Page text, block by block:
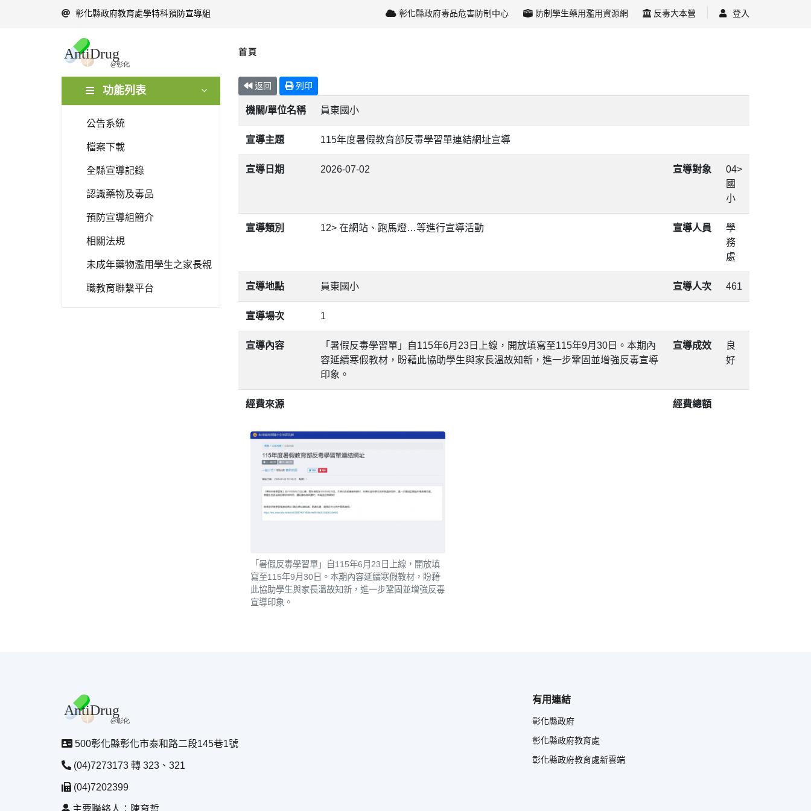
彰化縣政府教育處學特科預防宣導組 彰化縣政府毒品危害防制中心 防制學生藥用濫用資源網 反毒大本營 登入
首頁
功能列表
公告系統
檔案下載
全縣宣導記錄
認識藥物及毒品
預防宣導組簡介
相關法規
未成年藥物濫用學生之家長親
職教育聯繫平台
返回 列印
機關/單位名稱 員東國小
宣導主題 115年度暑假教育部反毒學習單連結網址宣導
宣導日期 2026-07-02 宣導對象
04>
國
小
宣導類別 12> 在網站、跑馬燈…等進行宣導活動 宣導人員
學
務
處
宣導地點 員東國小 宣導人次 461
宣導場次 1
宣導內容
「暑假反毒學習單」自115年6月23日上線，開放填寫至115年9月30日。本期內
容延續寒假教材，盼藉此協助學生與家長溫故知新，進一步鞏固並增強反毒宣導
印象。
宣導成效
良
好
經費來源 經費總額
「暑假反毒學習單」自115年6月23日上線，開放填
寫至115年9月30日。本期內容延續寒假教材，盼藉
此協助學生與家長溫故知新，進一步鞏固並增強反毒
宣導印象。
500彰化縣彰化市泰和路二段145巷1號
(04)7273173 轉 323、321
(04)7202399
主要聯絡人：陳育哲
有用連結
彰化縣政府
彰化縣政府教育處
彰化縣政府教育處新雲端